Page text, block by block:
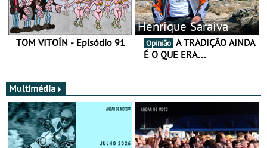
TOM VITOÍN - Episódio 91
Henrique Saraiva
Opinião
É O QUE ERA…
Multimédia